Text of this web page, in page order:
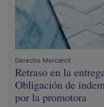
Derecho Mercantil
Retraso en la
Obligación de
por la promotora